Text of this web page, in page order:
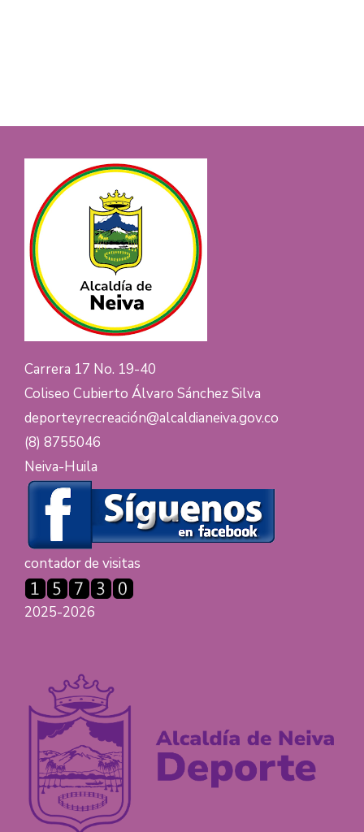
Carrera 17 No. 19-40
Coliseo Cubierto Álvaro Sánchez Silva
deporteyrecreación@alcaldianeiva.gov.co
(8) 8755046
Neiva-Huila
contador de visitas
2025-2026